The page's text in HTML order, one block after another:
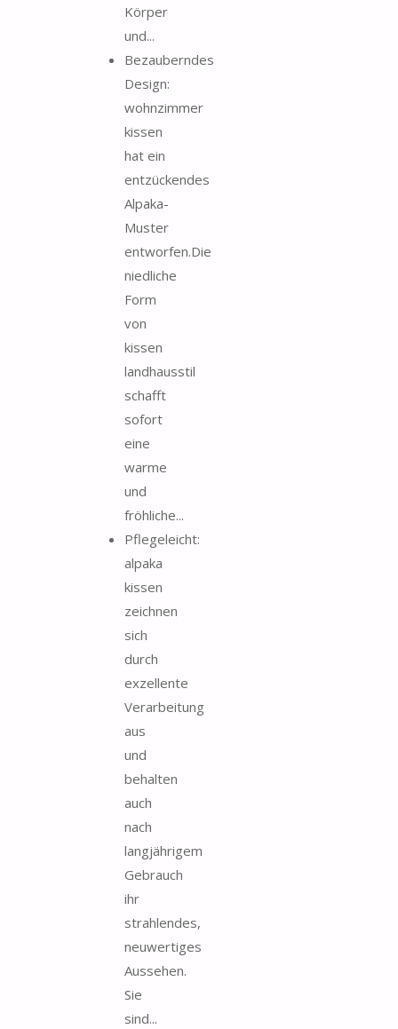
Körper
und...
Bezauberndes
Design:
wohnzimmer
kissen
hat ein
entzückendes
Alpaka-
Muster
entworfen.Die
niedliche
Form
von
kissen
landhausstil
schafft
sofort
eine
warme
und
fröhliche...
Pflegeleicht:
alpaka
kissen
zeichnen
sich
durch
exzellente
Verarbeitung
aus
und
behalten
auch
nach
langjährigem
Gebrauch
ihr
strahlendes,
neuwertiges
Aussehen.
Sie
sind...